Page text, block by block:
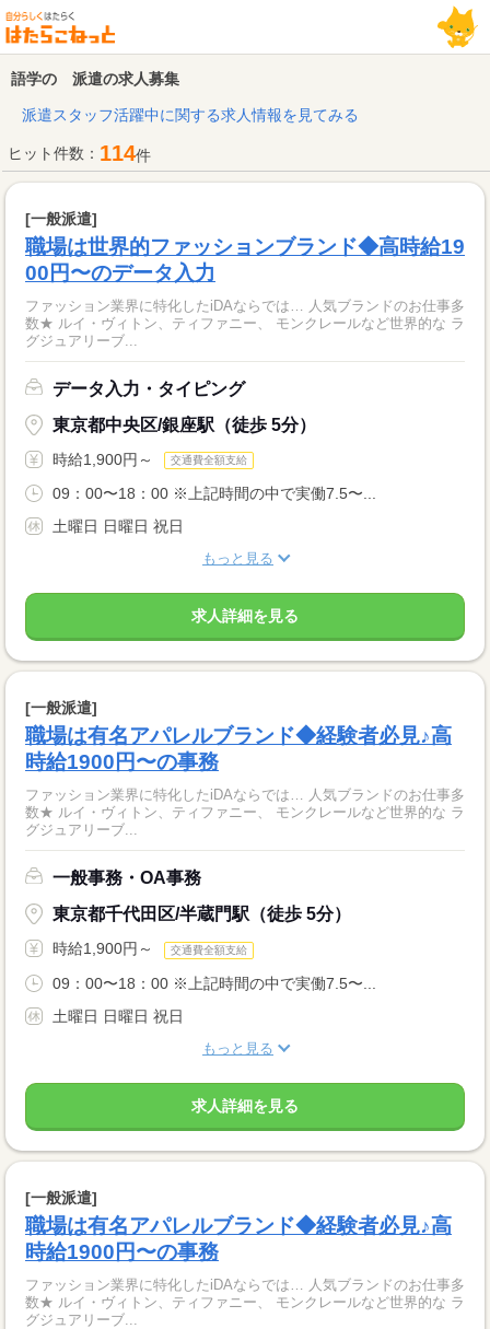
語学の 派遣の求人募集
派遣スタッフ活躍中に関する求人情報を見てみる
ヒット件数： 114件
[一般派遣]
職場は世界的ファッションブランド◆高時給19
00円〜のデータ入力
ファッション業界に特化したiDAならでは… 人気ブランドのお仕事多
数★ ルイ・ヴィトン、ティファニー、 モンクレールなど世界的な ラ
グジュアリーブ...
データ入力・タイピング
東京都中央区/銀座駅（徒歩 5分）
時給1,900円～ 交通費全額支給
09：00〜18：00 ※上記時間の中で実働7.5〜...
土曜日 日曜日 祝日
もっと見る
求人詳細を見る
[一般派遣]
職場は有名アパレルブランド◆経験者必見♪高
時給1900円〜の事務
ファッション業界に特化したiDAならでは… 人気ブランドのお仕事多
数★ ルイ・ヴィトン、ティファニー、 モンクレールなど世界的な ラ
グジュアリーブ...
一般事務・OA事務
東京都千代田区/半蔵門駅（徒歩 5分）
時給1,900円～ 交通費全額支給
09：00〜18：00 ※上記時間の中で実働7.5〜...
土曜日 日曜日 祝日
もっと見る
求人詳細を見る
[一般派遣]
職場は有名アパレルブランド◆経験者必見♪高
時給1900円〜の事務
ファッション業界に特化したiDAならでは… 人気ブランドのお仕事多
数★ ルイ・ヴィトン、ティファニー、 モンクレールなど世界的な ラ
グジュアリーブ...